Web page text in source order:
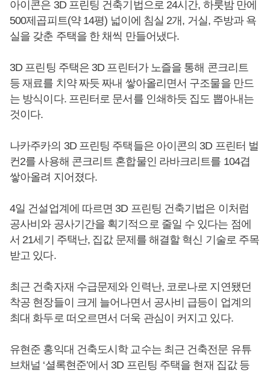
아이콘은 3D 프린팅 건축기법으로 24시간, 하룻밤 만에
500제곱피트(약 14평) 넓이에 침실 2개, 거실, 주방과 욕
실을 갖춘 주택을 한 채씩 만들어냈다.
3D 프린팅 주택은 3D 프린터가 노즐을 통해 콘크리트
등 재료를 치약 짜듯 짜내 쌓아올리면서 구조물을 만드
는 방식이다. 프린터로 문서를 인쇄하듯 집도 뽑아내는
것이다.
나카주카의 3D 프린팅 주택들은 아이콘의 3D 프린터 벌
컨2를 사용해 콘크리트 혼합물인 라바크리트를 104겹
쌓아올려 지어졌다.
4일 건설업계에 따르면 3D 프린팅 건축기법은 이처럼
공사비와 공사기간을 획기적으로 줄일 수 있다는 점에
서 21세기 주택난, 집값 문제를 해결할 혁신 기술로 주목
받고 있다.
최근 건축자재 수급문제와 인력난, 코로나로 지연됐던
착공 현장들이 크게 늘어나면서 공사비 급등이 업계의
최대 화두로 떠오르면서 더욱 관심이 커지고 있다.
유현준 홍익대 건축도시학 교수는 최근 건축전문 유튜
브채널 ‘셜록현준’에서 3D 프린팅 주택을 현재 집값 등